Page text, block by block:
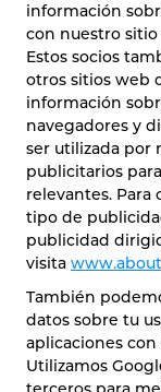
información
con nuestro
Estos socios
otros sitios web
información
navegadores y
ser utilizada por
publicitarios
relevantes.
tipo de
publicidad
visita
También
datos sobre tu
aplicaciones
Utilizamos